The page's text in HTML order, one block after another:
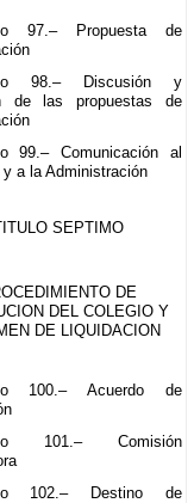
97.– Propuesta de
98.– Discusión y
de las propuestas de
99.– Comunicación al
y a la Administración
SEPTIMO
DE
DEL COLEGIO Y
DE LIQUIDACION
100.– Acuerdo de
101.– Comisión
102.– Destino de